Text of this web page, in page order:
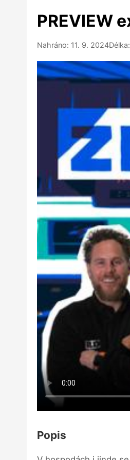
PREVIEW
Nahráno: 11. 9. 2024
Popis